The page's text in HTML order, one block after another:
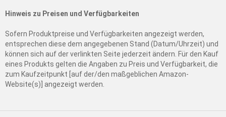
Hinweis zu Preisen und Verfügbarkeiten
Sofern Produktpreise und Verfügbarkeiten angezeigt werden,
entsprechen diese dem angegebenen Stand (Datum/Uhrzeit) und
können sich auf der verlinkten Seite jederzeit ändern. Für den Kauf
eines Produkts gelten die Angaben zu Preis und Verfügbarkeit, die
zum Kaufzeitpunkt [auf der/den maßgeblichen Amazon-
Website(s)] angezeigt werden.